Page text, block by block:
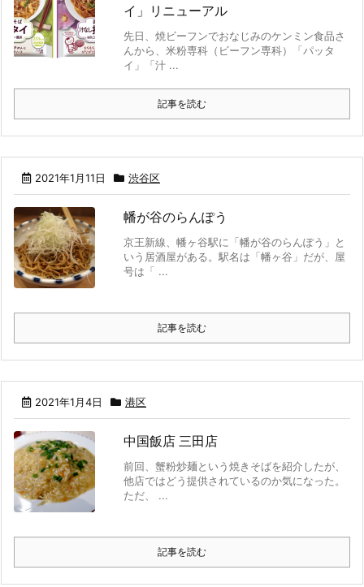
イ」リニューアル
先日、焼ビーフンでおなじみのケンミン食品さ
んから、米粉専科（ビーフン専科）「パッタ
イ」「汁 ...
記事を読む
2021年1月11日 渋谷区
幡が谷のらんぽう
京王新線、幡ヶ谷駅に「幡が谷のらんぽう」と
いう居酒屋がある。駅名は「幡ヶ谷」だが、屋
号は「 ...
記事を読む
2021年1月4日 港区
中国飯店 三田店
前回、蟹粉炒麺という焼きそばを紹介したが、
他店ではどう提供されているのか気になった。
ただ、 ...
記事を読む